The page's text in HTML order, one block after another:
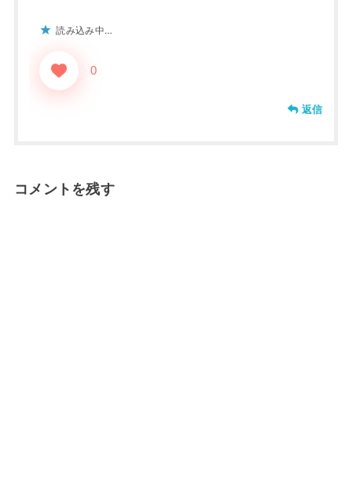
読み込み中…
0
返信
コメントを残す